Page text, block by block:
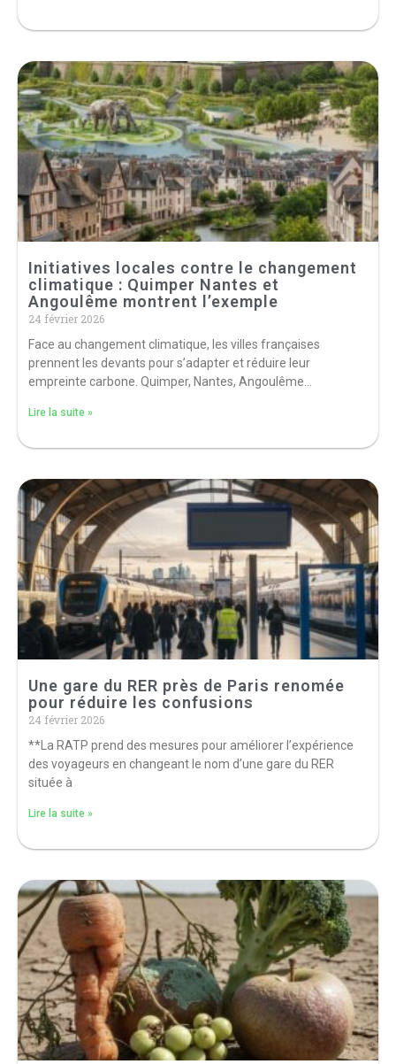
Initiatives locales contre le changement
climatique : Quimper Nantes et
Angoulême montrent l’exemple
24 février 2026
Face au changement climatique, les villes françaises
prennent les devants pour s’adapter et réduire leur
empreinte carbone. Quimper, Nantes, Angoulême…
Lire la suite »
Une gare du RER près de Paris renomée
pour réduire les confusions
24 février 2026
**La RATP prend des mesures pour améliorer l’expérience
des voyageurs en changeant le nom d’une gare du RER
située à
Lire la suite »